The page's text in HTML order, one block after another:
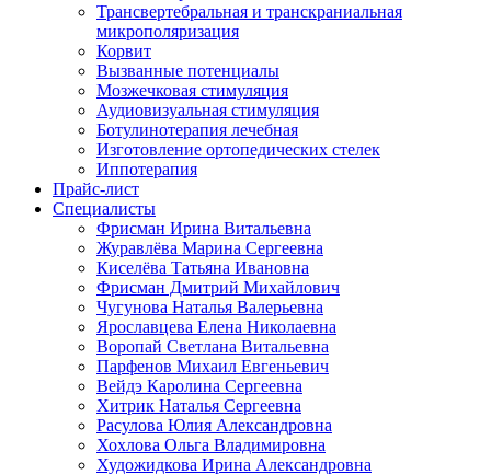
Трансвертебральная и транскраниальная
микрополяризация
Корвит
Вызванные потенциалы
Мозжечковая стимуляция
Аудиовизуальная стимуляция
Ботулинотерапия лечебная
Изготовление ортопедических стелек
Иппотерапия
Прайс-лист
Специалисты
Фрисман Ирина Витальевна
Журавлёва Марина Сергеевна
Киселёва Татьяна Ивановна
Фрисман Дмитрий Михайлович
Чугунова Наталья Валерьевна
Ярославцева Елена Николаевна
Воропай Светлана Витальевна
Парфенов Михаил Евгеньевич
Вейдэ Каролина Сергеевна
Хитрик Наталья Сергеевна
Расулова Юлия Александровна
Хохлова Ольга Владимировна
Художидкова Ирина Александровна